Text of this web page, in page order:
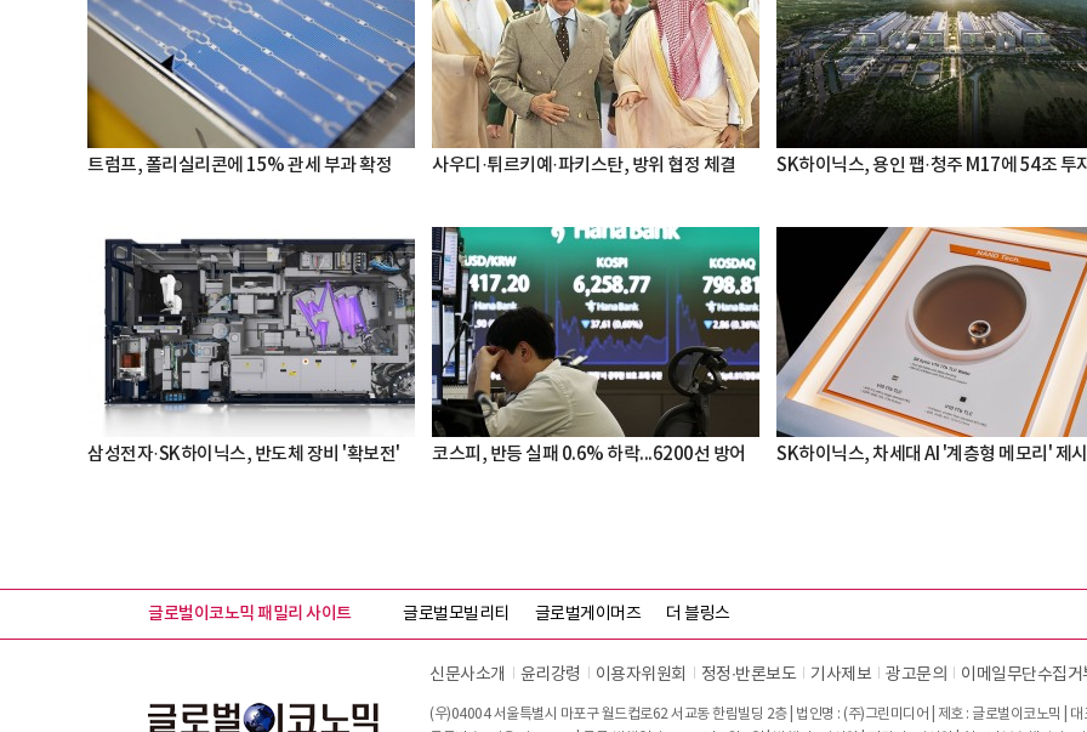
트럼프, 폴리실리콘에 15% 관세 부과 확정 사우디·튀르키예·파키스탄, 방위 협정 체결 SK하이닉스, 용인 팹·청주 M17에 54조 투
삼성전자·SK하이닉스, 반도체 장비 '확보전' 코스피, 반등 실패 0.6% 하락...6200선 방어 SK하이닉스, 차세대 AI '계층형 메모리' 제시
글로벌이코노믹 패밀리 사이트 글로벌모빌리티 글로벌게이머즈 더 블링스
신문사소개 윤리강령 이용자위원회 정정∙반론보도 기사제보 광고문의 이메일무단수집거
(우)04004 서울특별시 마포구 월드컵로62 서교동 한림빌딩 2층 | 법인명 : (주)그린미디어 | 제호 : 글로벌이코노믹 |